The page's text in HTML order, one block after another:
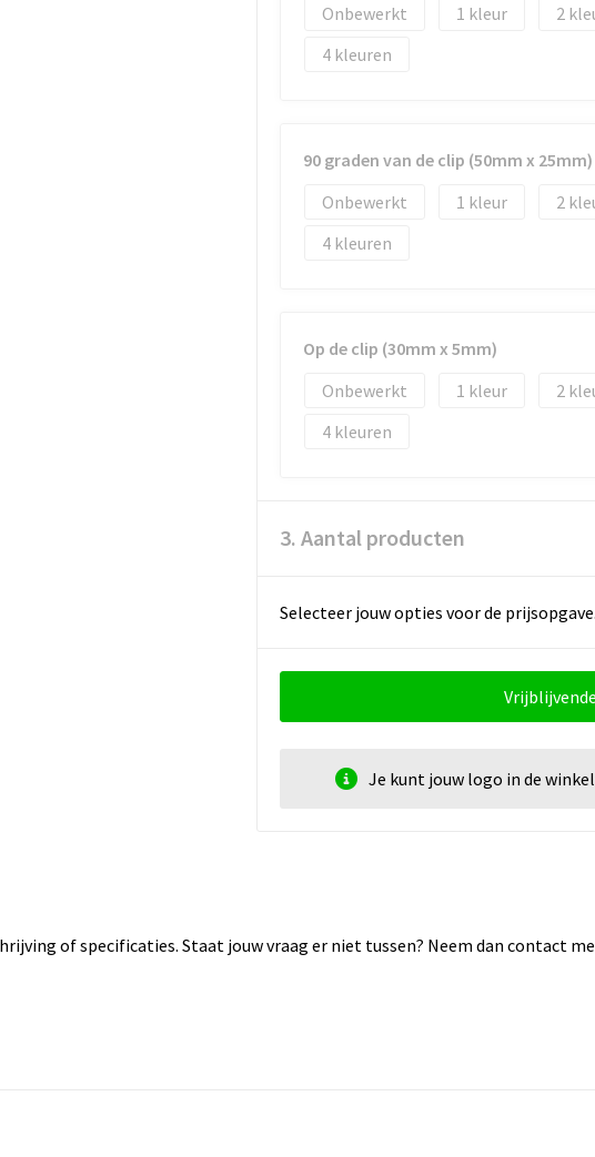
Onbewerkt
1 2
4
90 graden van de clip (50mm x 25mm)
Onbewerkt
1 2
4
Op de clip (30mm x 5mm)
Onbewerkt
1 2
4
3. Aantal producten
Selecteer jouw opties voor de prijsopgave.
Je kunt jouw logo in de
of specificaties. Staat jouw vraag er niet tussen? Neem dan contact